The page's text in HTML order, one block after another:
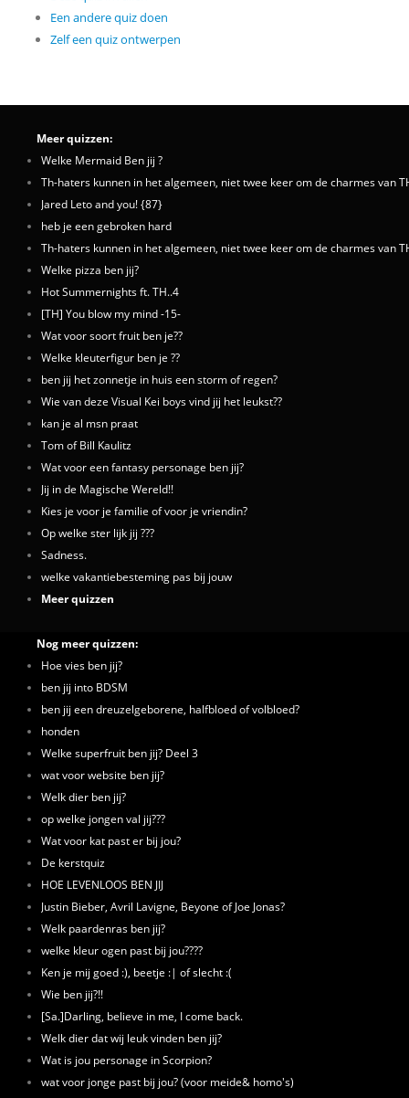
Een andere quiz doen
Zelf een quiz ontwerpen
Meer quizzen:
Welke Mermaid Ben jij ?
Th-haters kunnen in het algemeen, niet twee keer om de charmes van
Jared Leto and you! {87}
heb je een gebroken hard
Th-haters kunnen in het algemeen, niet twee keer om de charmes van
Welke pizza ben jij?
Hot Summernights ft. TH..4
[TH] You blow my mind -15-
Wat voor soort fruit ben je??
Welke kleuterfigur ben je ??
ben jij het zonnetje in huis een storm of regen?
Wie van deze Visual Kei boys vind jij het leukst??
kan je al msn praat
Tom of Bill Kaulitz
Wat voor een fantasy personage ben jij?
Jij in de Magische Wereld!!
Kies je voor je familie of voor je vriendin?
Op welke ster lijk jij ???
Sadness.
welke vakantiebesteming pas bij jouw
Meer quizzen
Nog meer quizzen:
Hoe vies ben jij?
ben jij into BDSM
ben jij een dreuzelgeborene, halfbloed of volbloed?
honden
Welke superfruit ben jij? Deel 3
wat voor website ben jij?
Welk dier ben jij?
op welke jongen val jij???
Wat voor kat past er bij jou?
De kerstquiz
HOE LEVENLOOS BEN JIJ
Justin Bieber, Avril Lavigne, Beyone of Joe Jonas?
Welk paardenras ben jij?
welke kleur ogen past bij jou????
Ken je mij goed :), beetje :| of slecht :(
Wie ben jij?!!
[Sa.]Darling, believe in me, I come back.
Welk dier dat wij leuk vinden ben jij?
Wat is jou personage in Scorpion?
wat voor jonge past bij jou? (voor meide& homo's)